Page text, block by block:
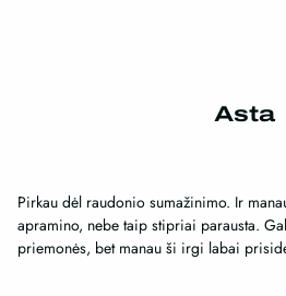
Asta
Pirkau dėl raudonio sumažinimo. Ir
apramino, nebe taip stipriai parausta.
priemonės, bet manau ši irgi labai